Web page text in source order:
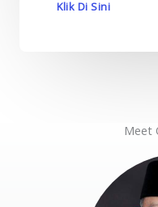
Klik Di Sini
Meet